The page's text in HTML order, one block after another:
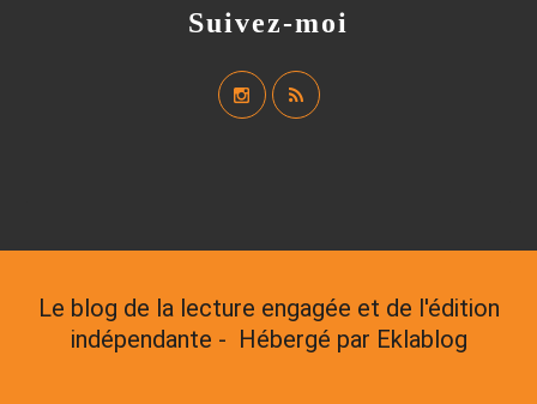
Suivez-moi
Le blog de la lecture engagée et de l'édition
indépendante - Hébergé par Eklablog